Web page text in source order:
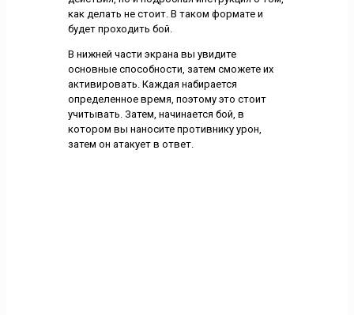
как делать не стоит. В таком формате и
будет проходить бой.
В нижней части экрана вы увидите
основные способности, затем сможете их
активировать. Каждая набирается
определенное время, поэтому это стоит
учитывать. Затем, начинается бой, в
котором вы наносите противнику урон,
затем он атакует в ответ.